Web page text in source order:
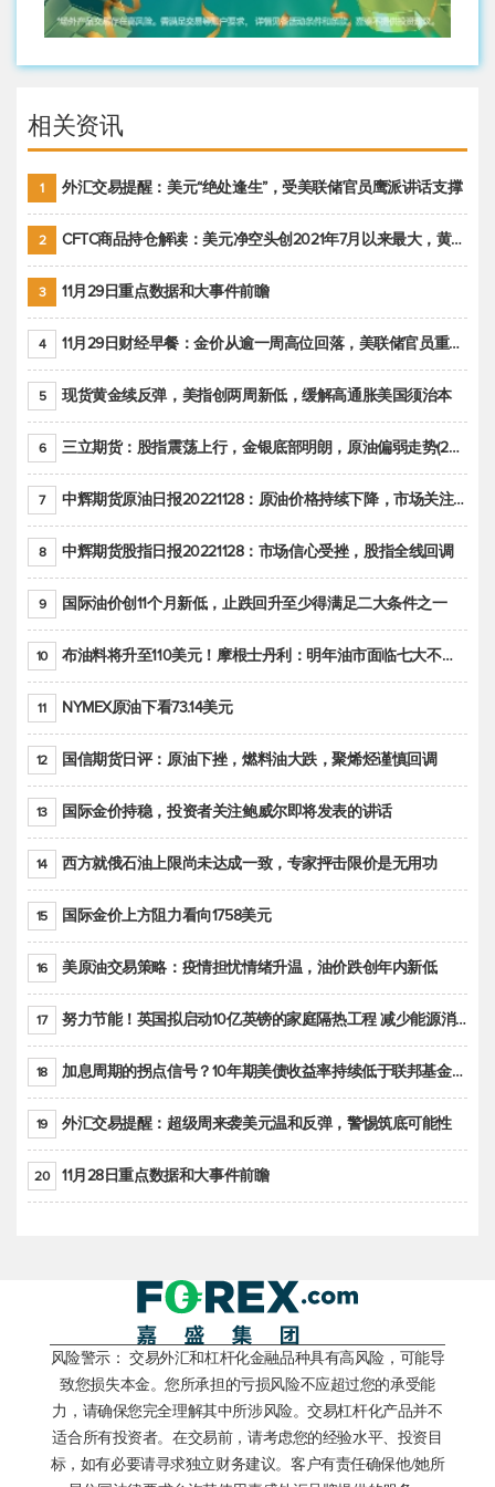
相关资讯
1 外汇交易提醒：美元“绝处逢生”，受美联储官员鹰派讲话支撑
2 CFTC商品持仓解读：美元净空头创2021年7月以来最大，黄金期货投机性净多头头寸减少
3 11月29日重点数据和大事件前瞻
4 11月29日财经早餐：金价从逾一周高位回落，美联储官员重申鹰派立场推动美元回升
5 现货黄金续反弹，美指创两周新低，缓解高通胀美国须治本
6 三立期货：股指震荡上行，金银底部明朗，原油偏弱走势(20221128收评)
7 中辉期货原油日报20221128：原油价格持续下降，市场关注OPEC+新一轮产能政策
8 中辉期货股指日报20221128：市场信心受挫，股指全线回调
9 国际油价创11个月新低，止跌回升至少得满足二大条件之一
10 布油料将升至110美元！摩根士丹利：明年油市面临七大不确定性
11 NYMEX原油下看73.14美元
12 国信期货日评：原油下挫，燃料油大跌，聚烯烃谨慎回调
13 国际金价持稳，投资者关注鲍威尔即将发表的讲话
14 西方就俄石油上限尚未达成一致，专家抨击限价是无用功
15 国际金价上方阻力看向1758美元
16 美原油交易策略：疫情担忧情绪升温，油价跌创年内新低
17 努力节能！英国拟启动10亿英镑的家庭隔热工程 减少能源消耗
18 加息周期的拐点信号？10年期美债收益率持续低于联邦基金利率目标区间
19 外汇交易提醒：超级周来袭美元温和反弹，警惕筑底可能性
20 11月28日重点数据和大事件前瞻
风险警示： 交易外汇和杠杆化金融品种具有高风险，可能导
致您损失本金。您所承担的亏损风险不应超过您的承受能
力，请确保您完全理解其中所涉风险。交易杠杆化产品并不
适合所有投资者。在交易前，请考虑您的经验水平、投资目
标，如有必要请寻求独立财务建议。客户有责任确保他/她所